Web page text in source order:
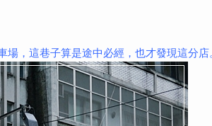
，這巷子算是途中必經，也才發現這分店